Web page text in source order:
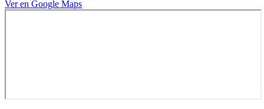
Ver en Google Maps